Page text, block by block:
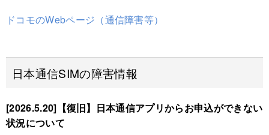
ドコモのWebページ（通信障害等）
日本通信SIMの障害情報
[2026.5.20]【復旧】日本通信アプリからお申込ができない
状況について